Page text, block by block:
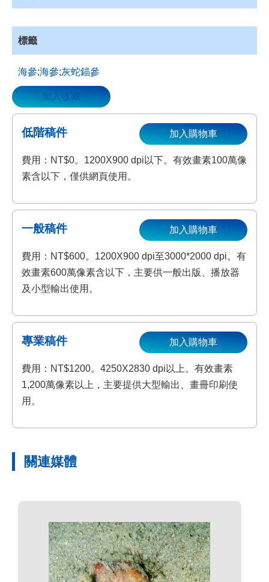
標籤
海參;海參;灰蛇錨參
加入收藏
低階稿件
費用：NT$0。1200X900 dpi以下。有效畫素100萬像
素含以下，僅供網頁使用。
加入購物車
一般稿件
費用：NT$600。1200X900 dpi至3000*2000 dpi。有
效畫素600萬像素含以下，主要供一般出版、播放器
及小型輸出使用。
加入購物車
專業稿件
費用：NT$1200。4250X2830 dpi以上。有效畫素
1,200萬像素以上，主要提供大型輸出、畫冊印刷使
用。
加入購物車
關連媒體